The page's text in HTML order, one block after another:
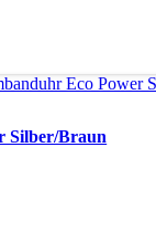
Silber/Braun